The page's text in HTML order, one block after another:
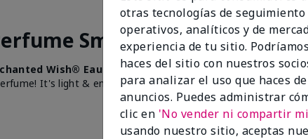
Smells Delicious
Wish® Eau de Toilette
It's light & enchanted!
otras tecnologías de
operativos, analíticos y de
experiencia de tu sitio.
haces del sitio con nuestros
para analizar el uso que haces
anuncios. Puedes administrar
clic en 'No vender ni compartir
usando nuestro sitio, aceptas